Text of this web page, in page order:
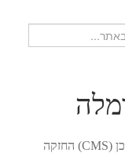
ג'ומלה - Joomla הינה מערכת ניהול התוכן (CMS) החזקה